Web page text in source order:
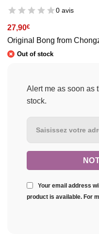
0 avis
27,90€
Original Bong from
Out of stock
Alert me as soon as
stock.
Your email address
product is available. For